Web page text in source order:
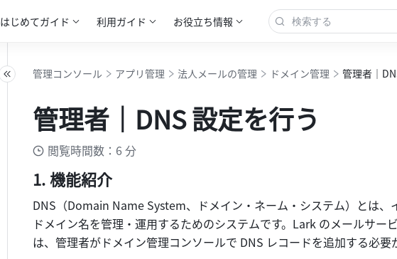
はじめてガイド 利用ガイド お役立ち情報
管理コンソール アプリ管理 法人メールの管理 ドメイン管理 管理者｜
管理者｜DNS 設定を行う
閲覧時間数：6 分
機能紹介
DNS（Domain Name System、ドメイン・ネーム・システム）とは、
ドメイン名を管理・運用するためのシステムです。Lark のメールサー
は、管理者がドメイン管理コンソールで DNS レコードを追加する必要